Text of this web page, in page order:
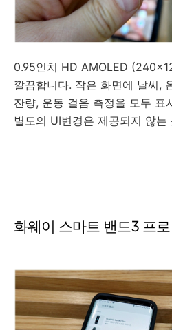
0.95인치 HD AMOLED
깔끔합니다. 작은 화면에 날씨,
잔량, 운동 걸음 측정을 모두 표
별도의 UI변경은 제공되지 않는
화웨이 스마트 밴드3 프